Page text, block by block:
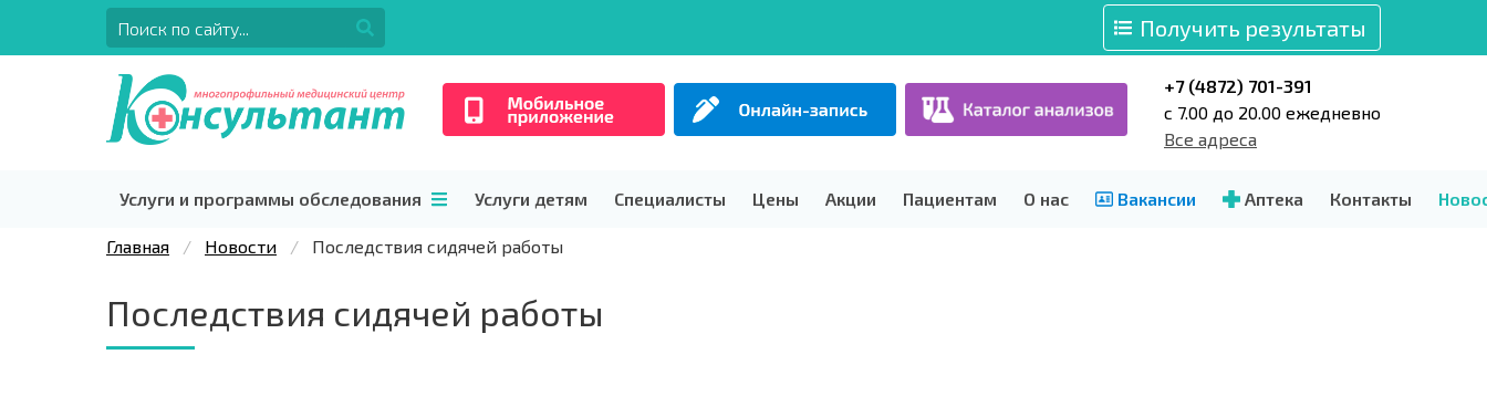
Получить результаты
+7 (4872) 701-391
c 7.00 до 20.00 ежедневно
Все адреса
Услуги и программы обследования Услуги детям Специалисты Цены Акции Пациентам О нас Вакансии Аптека Контакты
Главная Новости Последствия сидячей работы
Последствия сидячей работы